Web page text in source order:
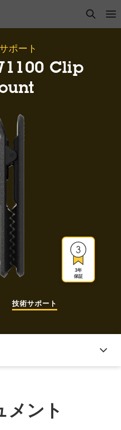
open
ポート
Clip
3年
保証
技術サポート
メント